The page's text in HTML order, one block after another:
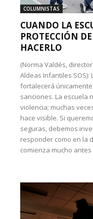
COLUMNISTAS
CUANDO LA
PROTECCIÓN
HACERLO
(Norma Valdés,
Aldeas Infantiles
fortalecerá
sanciones. La escuela
violencia; muchas
hace visible. Si
seguras, debemos
responder como en la
comienza mucho